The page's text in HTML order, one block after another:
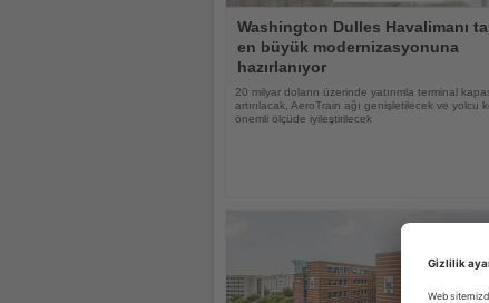
Oku
Washington Dulles Havalimanı
en büyük modernizasyonuna
hazırlanıyor
20 milyar doların üzerinde yatırımla terminal
artırılacak, AeroTrain ağı genişletilecek ve yolcu
önemli ölçüde iyileştirilecek